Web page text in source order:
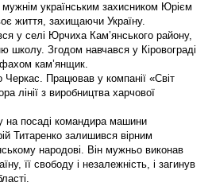
українським захисником Юрієм
життя, захищаючи Україну.
у селі Юрчиха Кам’янського району,
школу. Згодом навчався у Кіровограді
кам’янщик.
Черкас. Працював у компанії «Світ
лінії з виробництва харчової
на посаді командира машини
Титаренко залишився вірним
народові. Він мужньо виконав
її свободу і незалежність, і загинув